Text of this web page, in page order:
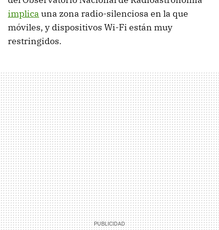
implica una zona radio-silenciosa en la que
móviles, y dispositivos Wi-Fi están muy
restringidos.